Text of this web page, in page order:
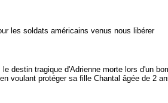
les soldats américains venus nous libérer
destin tragique d'Adrienne morte lors d'un
voulant protéger sa fille Chantal âgée de 2